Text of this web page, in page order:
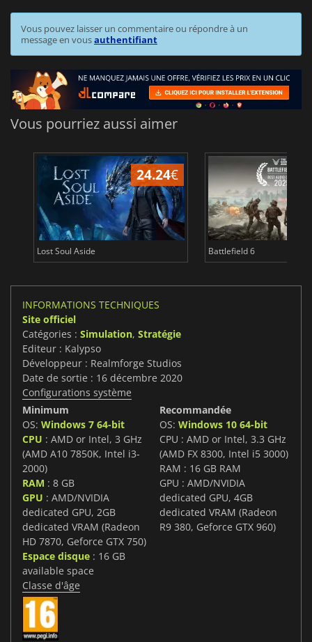
Vous pouvez laisser un commentaire ou répondre à un
message en vousauthentifiant
Vous pourriez aussi aimer
24.24€
Lost Soul Aside Battlefield 6
INFORMATIONS TECHNIQUES
Site officiel
Catégories : Simulation, Stratégie
Editeur : Kalypso
Développeur : Realmforge Studios
Date de sortie : 16 décembre 2020
Configurations système
Minimum
OS: Windows 7 64-bit
CPU : AMD or Intel, 3 GHz
(AMD A10 7850K, Intel i3-
2000)
RAM : 8 GB
GPU : AMD/NVIDIA
dedicated GPU, 2GB
dedicated VRAM (Radeon
HD 7870, Geforce GTX 750)
Espace disque : 16 GB
available space
Recommandée
OS: Windows 10 64-bit
CPU : AMD or Intel, 3.3 GHz
(AMD FX 8300, Intel i5 3000)
RAM : 16 GB RAM
GPU : AMD/NVIDIA
dedicated GPU, 4GB
dedicated VRAM (Radeon
R9 380, Geforce GTX 960)
Classe d'âge